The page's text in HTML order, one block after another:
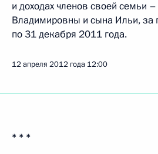
и доходах членов своей семьи
Владимировны и сына Ильи, за
по 31 декабря 2011 года.
12 апреля 2012 года 12:00
* * *